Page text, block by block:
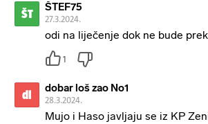
ŠT ŠTEF75
27.3.2024.
odi na liječenje dok ne bude
1
dl dobar loš zao No1
28.3.2024.
Mujo i Haso javljaju se iz KP